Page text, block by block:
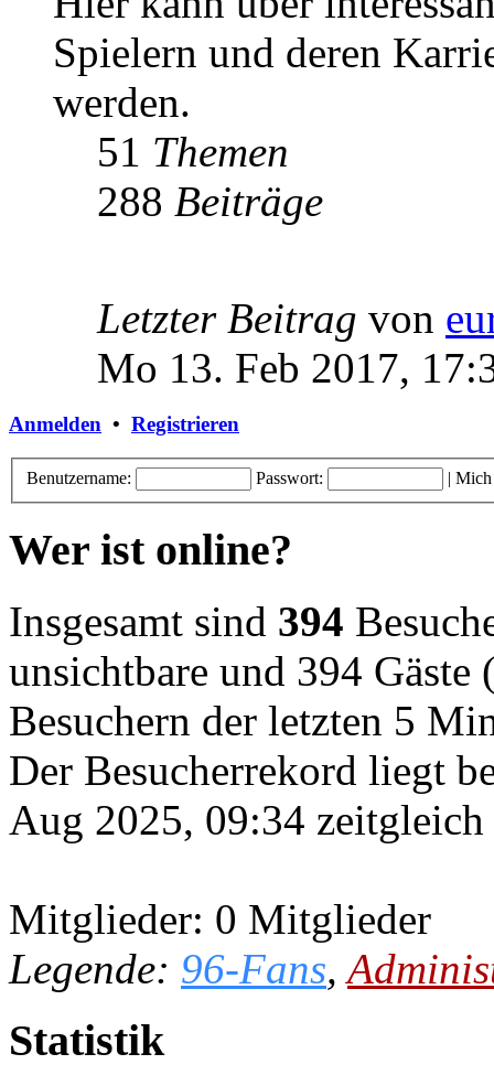
Spielern und deren
werden.
51 Themen
288 Beiträge
Letzter Beitrag von
Mo 13. Feb 2017,
Anmelden • Registrieren
Benutzername: Passwort: | Mich
Wer ist online?
Insgesamt sind 394
unsichtbare und 394 Gäste
Besuchern der letzten 5
Der Besucherrekord liegt
Aug 2025, 09:34
Mitglieder: 0 Mitglieder
Legende: 96-Fans,
Statistik